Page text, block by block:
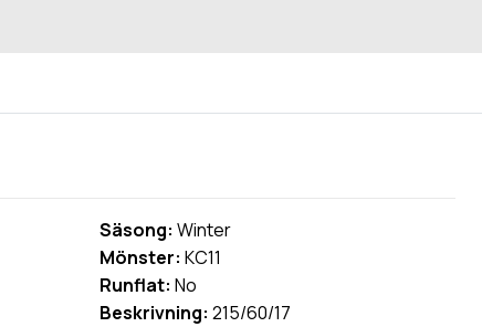
Säsong: Winter
Mönster: KC11
Runflat: No
Beskrivning: 215/60/17